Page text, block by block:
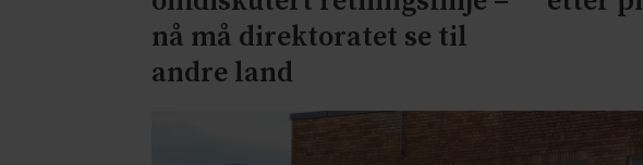
nå må direktoratet se til
andre land